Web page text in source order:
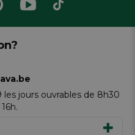
les jours ouvrables de 8h30